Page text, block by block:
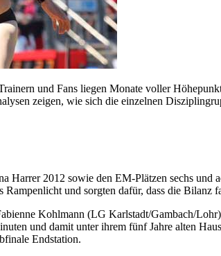
und Fans liegen Monate voller
zeigen, wie sich die einzelnen
2012 sowie den EM-Plätzen sechs
und sorgten dafür, dass die Bilanz
Kohlmann (LG Karlstadt/Gambach/
und damit unter ihrem fünf Jahre alten
Endstation.